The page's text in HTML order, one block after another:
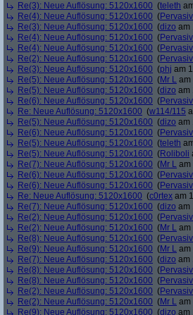
Re(3): Neue Auflösung: 5120x1600 (teleth
Re(4): Neue Auflösung: 5120x1600 (
Re(3): Neue Auflösung: 5120x1600 (dizo am
Re(4): Neue Auflösung: 5120x1600 (
Re(4): Neue Auflösung: 5120x1600 (
Re(2): Neue Auflösung: 5120x1600 (
Re(3): Neue Auflösung: 5120x1600 (phj am
Re(5): Neue Auflösung: 5120x1600 (Mr L am
Re(5): Neue Auflösung: 5120x1600 (dizo am
Re(6): Neue Auflösung: 5120x1600 (
Re: Neue Auflösung: 5120x1600 (w114/115
Re(5): Neue Auflösung: 5120x1600 (dizo am
Re(6): Neue Auflösung: 5120x1600 (
Re(5): Neue Auflösung: 5120x1600 (teleth
Re(5): Neue Auflösung: 5120x1600 (Roliboli
Re(7): Neue Auflösung: 5120x1600 (Mr L am
Re(6): Neue Auflösung: 5120x1600 (
Re(6): Neue Auflösung: 5120x1600 (
Re: Neue Auflösung: 5120x1600 (c0rtex am
Re(7): Neue Auflösung: 5120x1600 (dizo am
Re(2): Neue Auflösung: 5120x1600 (
Re(2): Neue Auflösung: 5120x1600 (Mr L am
Re(8): Neue Auflösung: 5120x1600 (
Re(9): Neue Auflösung: 5120x1600 (Mr L am
Re(7): Neue Auflösung: 5120x1600 (dizo am
Re(8): Neue Auflösung: 5120x1600 (
Re(8): Neue Auflösung: 5120x1600 (
Re(2): Neue Auflösung: 5120x1600 (
Re(2): Neue Auflösung: 5120x1600 (Mr L am
Re(9): Neue Auflösung: 5120x1600 (dizo am